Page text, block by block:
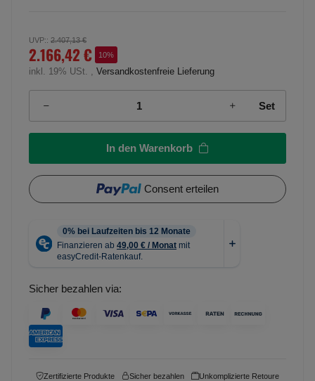
UVP:: 2.407,13 €
2.166,42 € 10%
inkl. 19% USt. , Versandkostenfreie Lieferung
Set
In den Warenkorb
Consent erteilen
Sicher bezahlen via:
Zertifizierte Produkte Sicher bezahlen Unkomplizierte Retoure